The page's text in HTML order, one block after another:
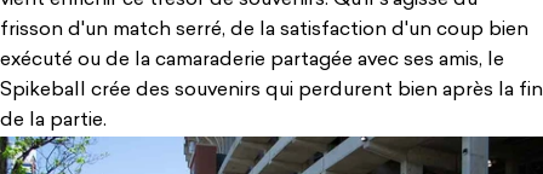
frisson d'un match serré, de la satisfaction d'un coup bien
exécuté ou de la camaraderie partagée avec ses amis, le
Spikeball crée des souvenirs qui perdurent bien après la fin
de la partie.